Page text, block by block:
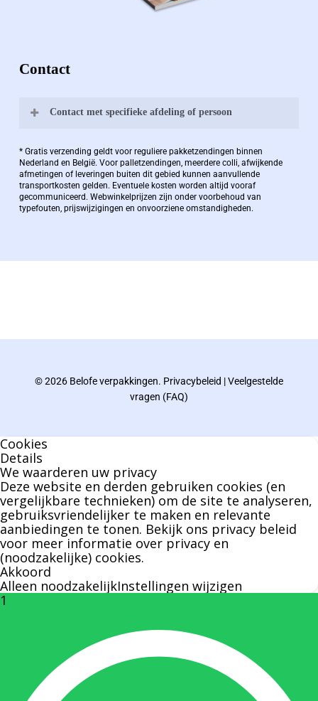
Contact
Contact met specifieke afdeling of persoon
Bernard Pauwels:
Zaakvoerder Berdo
bernard@berdo.be
afgelopen decennia.
Bernard werkt 25 uur per dag en draait voor
U kunt Bernard bellen of mailen voor vragen
over leveringen of facturen. Of als u een
specifieke persoon niet kunt bereiken zal
Bernard u graag te woord staan.
Nicole Bisscheroux:
+32(0)485 55 90 07
Onze duizendpoot!
* Gratis verzending geldt voor reguliere pakketzendingen binnen
Nederland en België. Voor palletzendingen, meerdere colli, afwijkende
afmetingen of leveringen buiten dit gebied kunnen aanvullende
transportkosten gelden. Eventuele kosten worden altijd vooraf
gecommuniceerd. Webwinkelprijzen zijn onder voorbehoud van
typefouten, prijswijzigingen en onvoorziene omstandigheden.
© 2026 Belofe verpakkingen. Privacybeleid |Veelgestelde
vragen (FAQ)
Cookies
Details
We waarderen uw privacy
Deze website en derden gebruiken cookies (en
vergelijkbare technieken) om de site te analyseren,
gebruiksvriendelijker te maken en relevante
aanbiedingen te tonen. Bekijk ons privacy beleid
voor meer informatie over privacy en
(noodzakelijke) cookies.
Akkoord
Alleen noodzakelijkInstellingen wijzigen
1